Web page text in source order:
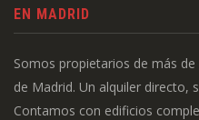
EN MADRID
Somos propietarios de más
de Madrid. Un alquiler directo,
Contamos con edificios